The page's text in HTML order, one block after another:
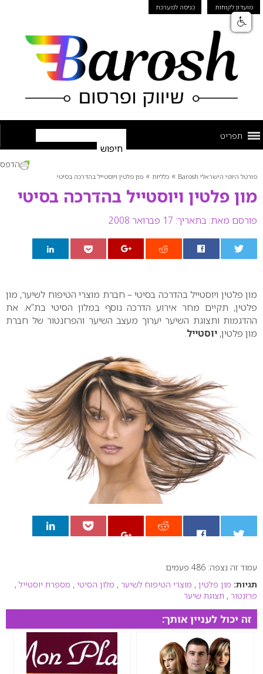
מועדון לקוחות כניסה למערכת
תפריט
פורטל היופי הישראלי Barosh » כלליות » מון פלטין ויוסטייל בהדרכה בסיטי
מון פלטין ויוסטייל בהדרכה בסיטי
פורסם מאת: בתאריך: 17 פברואר 2008
הדפס
מון פלטין ויוסטייל בהדרכה בסיטי – חברת מוצרי הטיפוח לשיער, מון
פלטין, תקיים מחר אירוע הדרכה נוסף במלון הסיטי בת”א. את
ההדגמות ותצוגת השיער יערוך מעצב השיער והפרזנטור של חברת
מון פלטין, יוסטייל.
0עמוד זה נצפה: 486 פעמים
תגיות: מון פלטין , מוצרי הטיפוח לשיער , מלון הסיטי , מספרת יוסטייל ,
פרזנטור , תצוגת שיער
זה יכול לעניין אותך: